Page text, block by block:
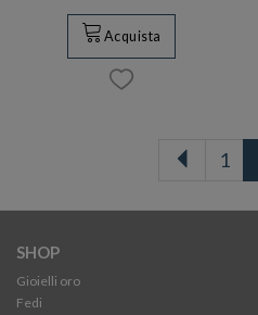
Acquista
1
SHOP
Gioielli oro
Fedi